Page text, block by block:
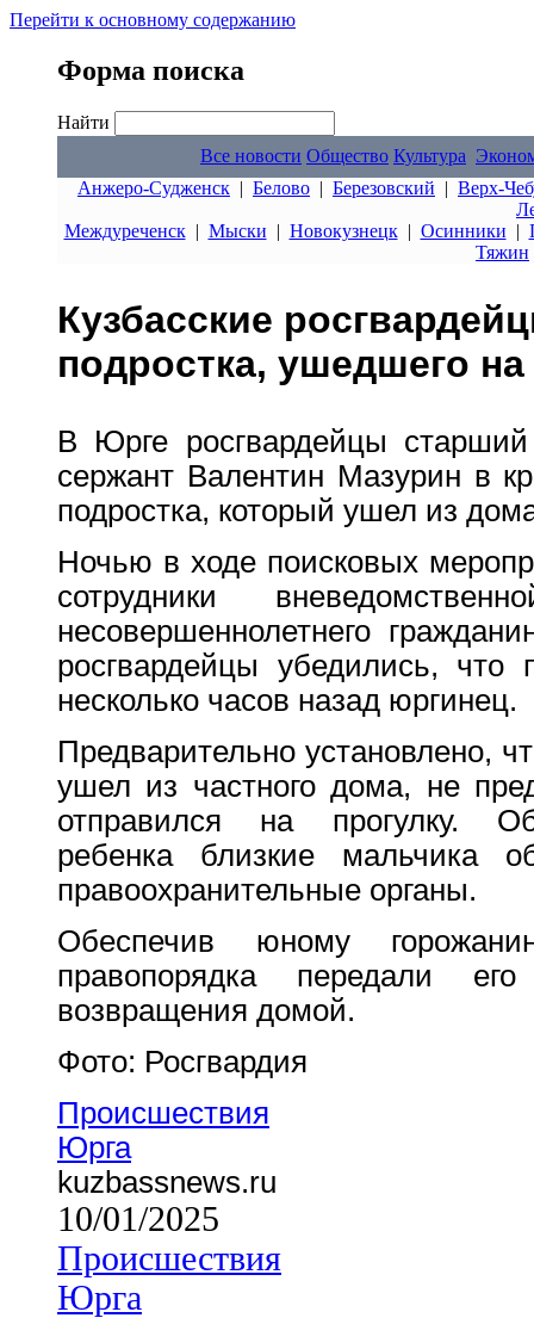
Перейти к основному содержанию
Форма поиска
Найти
Все новости Общество Культура
Анжеро-Судженск | Белово | Березовский | Верх-
Междуреченск| Мыски | Новокузнецк| Осинники |
Тяжин
Кузбасские
подростка, ушедшего
В Юрге росгвардейцы
сержант Валентин Мазурин в
подростка, который ушел из
Ночью в ходе поисковых
сотрудники
несовершеннолетнего
росгвардейцы убедились, что
несколько часов назад юргинец.
Предварительно установлено,
ушел из частного дома, не
отправился на прогулку.
ребенка близкие мальчика
правоохранительные органы.
Обеспечив юному
правопорядка передали
возвращения домой.
Фото: Росгвардия
Происшествия
Юрга
kuzbassnews.ru
10/01/2025
Происшествия
Юрга